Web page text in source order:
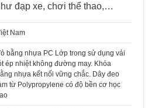
đạp xe, chơi thể thao,…
Nam
bằng nhựa PC Lớp trong sử dụng vải
ép nhiệt không đường may. Khóa
nhựa kết nối vững chắc. Dây đeo
từ Polypropylene có độ bền cơ học